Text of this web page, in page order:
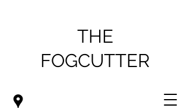
THE
FOGCUTTER